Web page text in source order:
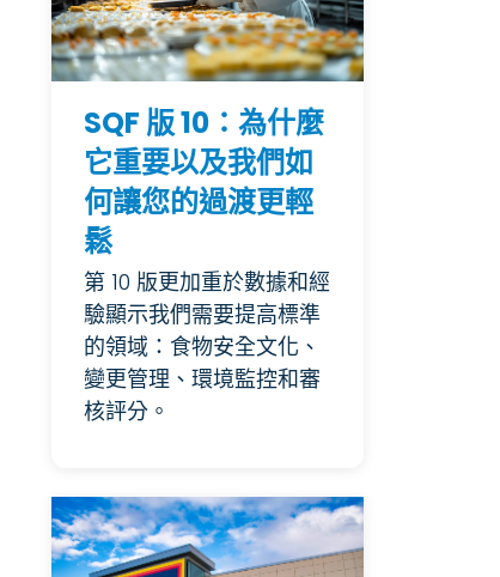
SQF 版 10：為什麼
它重要以及我們如
何讓您的過渡更輕
鬆
第 10 版更加重於數據和經
驗顯示我們需要提高標準
的領域：食物安全文化、
變更管理、環境監控和審
核評分。